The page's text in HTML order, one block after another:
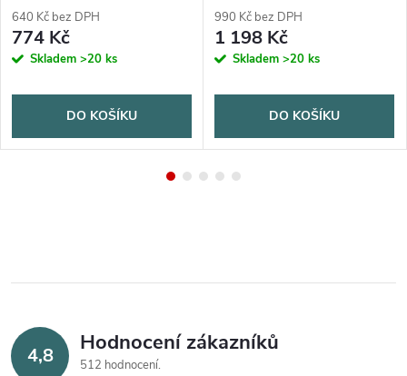
640 Kč bez DPH
774 Kč
Skladem >20 ks
DO KOŠÍKU
990 Kč bez DPH
1 198 Kč
Skladem >20 ks
DO KOŠÍKU
4,8 Hodnocení zákazníků
512 hodnocení